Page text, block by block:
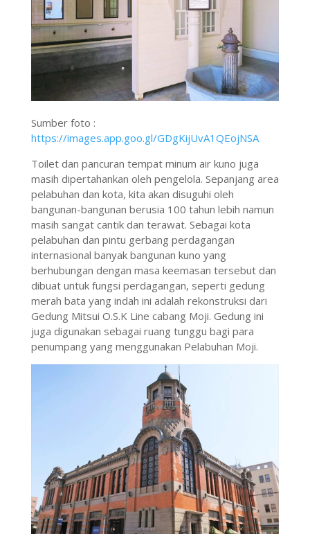
Sumber foto :
https://images.app.goo.gl/GDgKijUvA1QEojNSA
Toilet dan pancuran tempat minum air kuno juga
masih dipertahankan oleh pengelola. Sepanjang area
pelabuhan dan kota, kita akan disuguhi oleh
bangunan-bangunan berusia 100 tahun lebih namun
masih sangat cantik dan terawat. Sebagai kota
pelabuhan dan pintu gerbang perdagangan
internasional banyak bangunan kuno yang
berhubungan dengan masa keemasan tersebut dan
dibuat untuk fungsi perdagangan, seperti gedung
merah bata yang indah ini adalah rekonstruksi dari
Gedung Mitsui O.S.K Line cabang Moji. Gedung ini
juga digunakan sebagai ruang tunggu bagi para
penumpang yang menggunakan Pelabuhan Moji.